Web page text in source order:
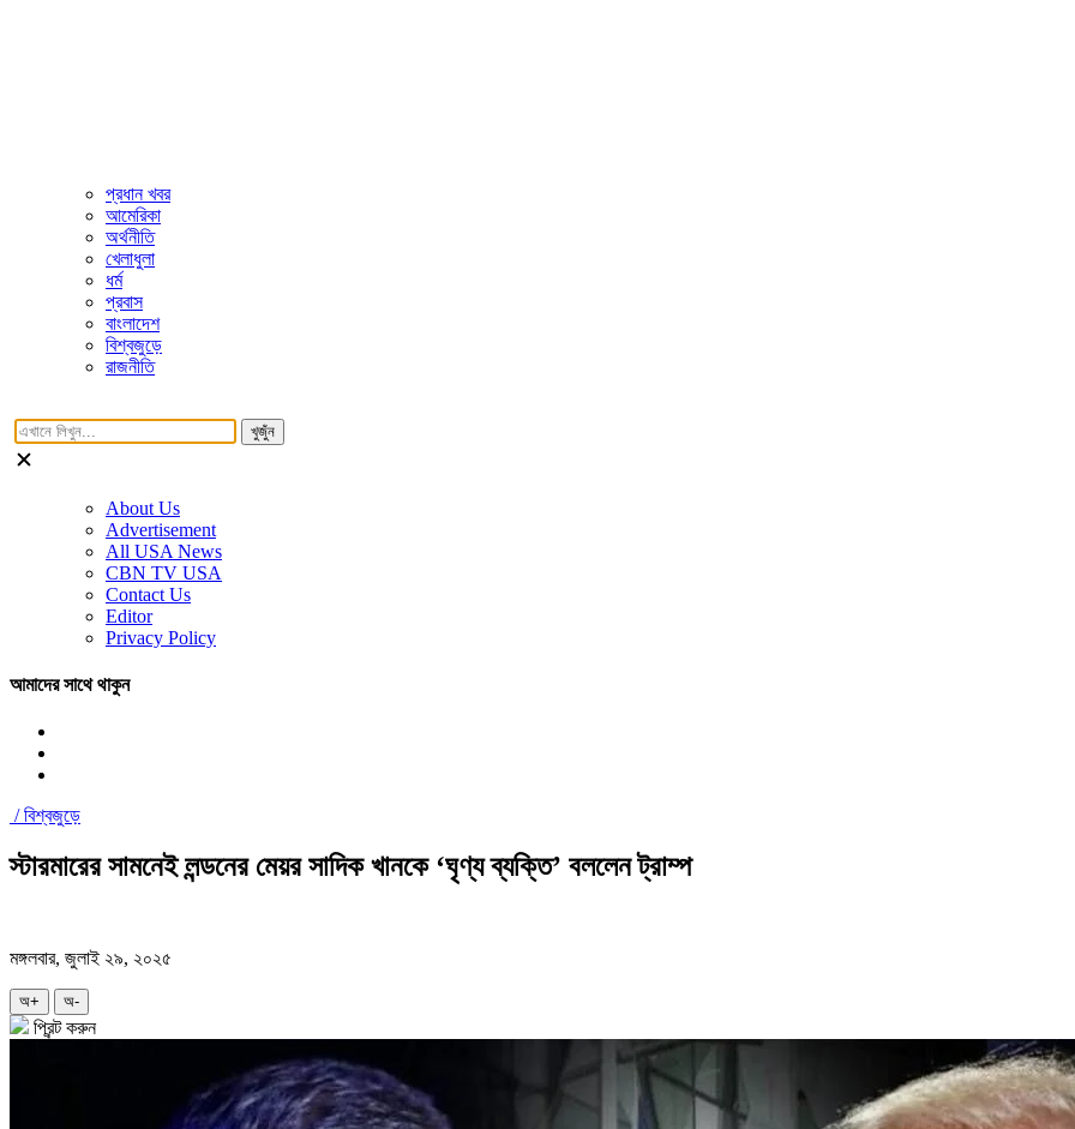
প্রধান খবর
আমেরিকা
অর্থনীতি
খেলাধুলা
ধর্ম
প্রবাস
বাংলাদেশ
বিশ্বজুড়ে
রাজনীতি
খুজুঁন
About Us
Advertisement
All USA News
CBN TV USA
Contact Us
Editor
Privacy Policy
আমাদের সাথে থাকুন
/বিশ্বজুড়ে
স্টারমারের সামনেই লন্ডনের মেয়র সাদিক খানকে ‘ঘৃণ্য ব্যক্তি’ বললেন ট্রাম্প
মঙ্গলবার, জুলাই ২৯, ২০২৫
অ+ অ-
প্রিন্ট করুন